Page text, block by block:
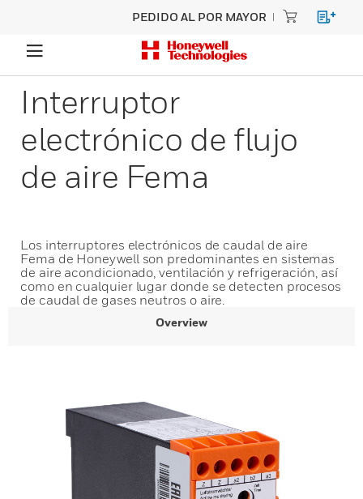
PEDIDO AL POR MAYOR
Interruptor
electrónico de flujo
de aire Fema
Los interruptores electrónicos de caudal de aire
Fema de Honeywell son predominantes en sistemas
de aire acondicionado, ventilación y refrigeración, así
como en cualquier lugar donde se detecten procesos
de caudal de gases neutros o aire.
Overview